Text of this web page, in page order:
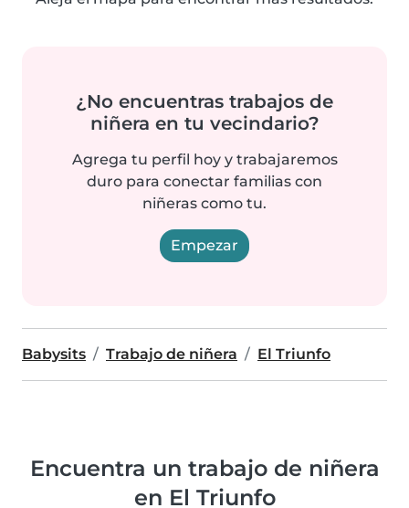
¿No encuentras trabajos de
niñera en tu vecindario?
Agrega tu perfil hoy y trabajaremos
duro para conectar familias con
niñeras como tu.
Empezar
Babysits Trabajo de niñera El Triunfo
Encuentra un trabajo de niñera
en El Triunfo